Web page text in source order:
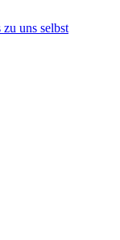
uns selbst